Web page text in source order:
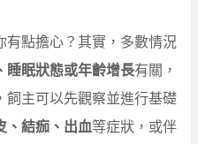
點擔心？其實，多數情況
睡眠狀態或年齡增長有關，
飼主可以先觀察並進行基礎
、結痂、出血等症狀，或伴